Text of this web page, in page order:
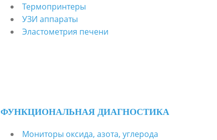
Термопринтеры
УЗИ аппараты
Эластометрия печени
ФУНКЦИОНАЛЬНАЯ ДИАГНОСТИКА
Мониторы оксида, азота, углерода